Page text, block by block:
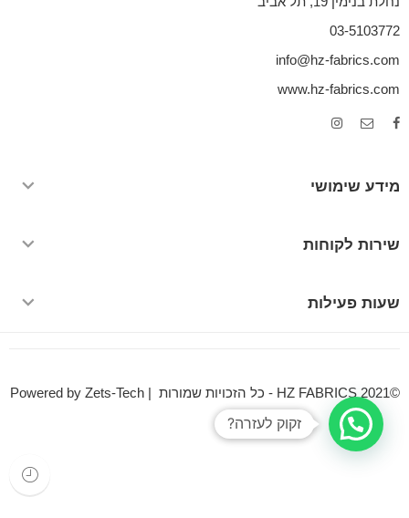
03-5103772
info@hz-fabrics.com
www.hz-fabrics.com
מידע שימושי
שירות לקוחות
שעות פעילות
©HZ FABRICS 2021 - כל הזכויות שמורות | Powered by Zets-Tech
זקוק לעזרה?